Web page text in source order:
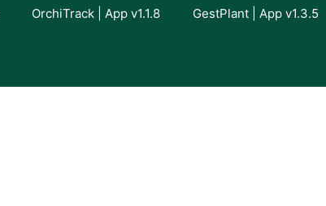
OrchiTrack | App v1.1.8 GestPlant | App v1.3.5